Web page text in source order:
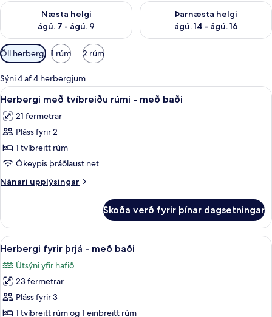
Næsta helgi
ágú. 7 - ágú. 9
Athuga framboð næstu helgi ágú. 7 - ágú. 9
Þarnæsta helgi
ágú. 14 - ágú. 16
Athuga framboð þarnæstu
Síur
í
boði
fyrir
herbergi
Öll herbergi 1 rúm 2 rúm
Sýni 4 af 4 herbergjum
Skoða
allar
myndir
fyrir
Herbergi
með
tvíbreiðu
rúmi
með
baði
Herbergi með tvíbreiðu rúmi - með
9
Herbergi með tvíbreiðu rúmi - með baði
21 fermetrar
Pláss fyrir 2
1 tvíbreitt rúm
Ókeypis þráðlaust net
Nánari upplýsingar
Nánari
með
tvíbreiðu
rúmi
með
baði
Skoða verð fyrir þínar dagsetningar
Skoða
allar
myndir
fyrir
Herbergi
fyrir
Herbergi fyrir þrjá - með baði |
9
Herbergi fyrir þrjá - með baði
Útsýni yfir hafið
23 fermetrar
Pláss fyrir 3
1 tvíbreitt rúm og 1 einbreitt rúm